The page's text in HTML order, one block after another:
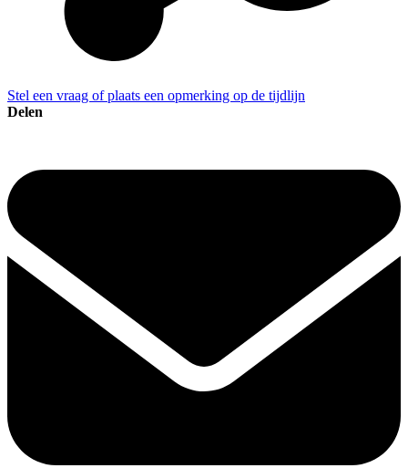
Stel een vraag of plaats een opmerking op de tijdlijn
Delen